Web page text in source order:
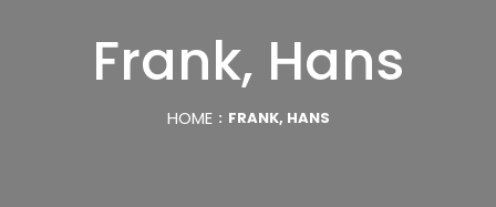
Frank, Hans
HOME FRANK, HANS